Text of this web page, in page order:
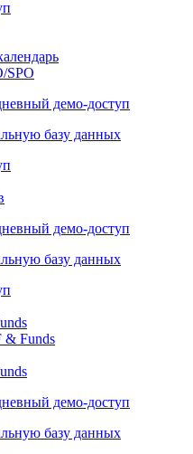
SPO
демо-доступ
базу данных
демо-доступ
базу данных
& Funds
демо-доступ
базу данных